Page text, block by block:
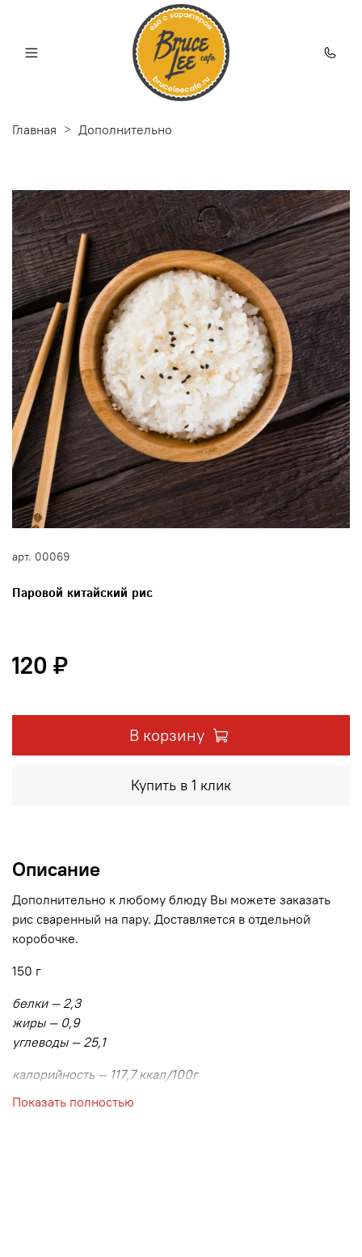
Главная Дополнительно
арт. 00069
Паровой китайский рис
120 ₽
В корзину
Купить в 1 клик
Описание
Дополнительно к любому блюду Вы можете заказать
рис сваренный на пару. Доставляется в отдельной
коробочке.
150 г
белки — 2,3
жиры — 0,9
углеводы — 25,1
калорийность — 117,7 ккал/100г
Показать полностью